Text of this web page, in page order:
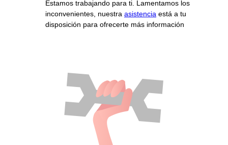
Estamos trabajando para ti. Lamentamos los
inconvenientes, nuestra asistencia está a tu
disposición para ofrecerte más información